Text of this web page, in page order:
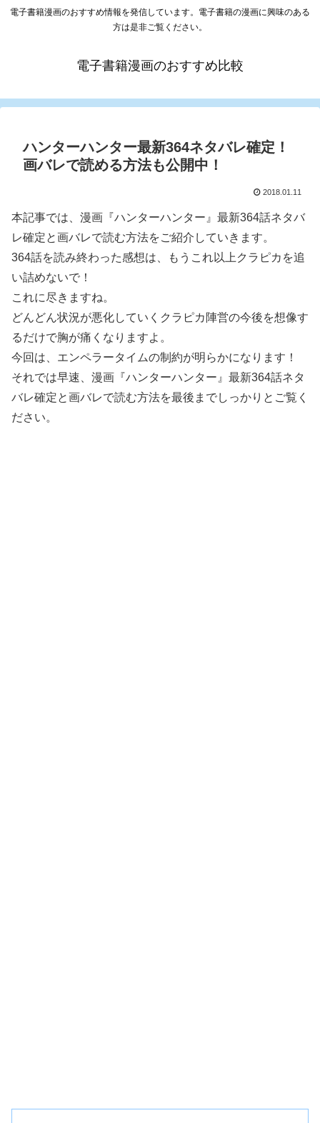
電子書籍漫画のおすすめ情報を発信しています。電子書籍の漫画に興味のある
方は是非ご覧ください。
電子書籍漫画のおすすめ比較
ハンターハンター最新364ネタバレ確定！
画バレで読める方法も公開中！
2018.01.11
本記事では、漫画『ハンターハンター』最新364話ネタバ
レ確定と画バレで読む方法をご紹介していきます。
364話を読み終わった感想は、もうこれ以上クラピカを追
い詰めないで！
これに尽きますね。
どんどん状況が悪化していくクラピカ陣営の今後を想像す
るだけで胸が痛くなりますよ。
今回は、エンペラータイムの制約が明らかになります！
それでは早速、漫画『ハンターハンター』最新364話ネタ
バレ確定と画バレで読む方法を最後までしっかりとご覧く
ださい。